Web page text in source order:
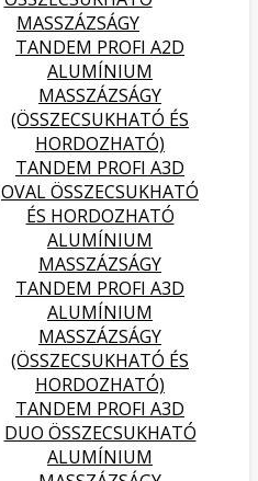
MASSZÁZSÁGY
TANDEM PROFI A2D
ALUMÍNIUM
MASSZÁZSÁGY
(ÖSSZECSUKHATÓ ÉS
HORDOZHATÓ)
TANDEM PROFI A3D
OVAL ÖSSZECSUKHATÓ
ÉS HORDOZHATÓ
ALUMÍNIUM
MASSZÁZSÁGY
TANDEM PROFI A3D
ALUMÍNIUM
MASSZÁZSÁGY
(ÖSSZECSUKHATÓ ÉS
HORDOZHATÓ)
TANDEM PROFI A3D
DUO ÖSSZECSUKHATÓ
ALUMÍNIUM